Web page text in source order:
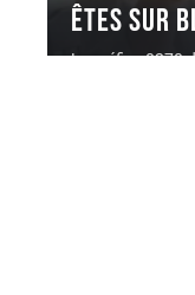
êtes sur
Le préfixe 0270